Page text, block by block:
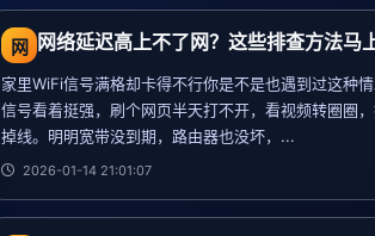
网 网络延迟高上不了网？这些排查方法马
家里WiFi信号满格却卡得不行你是不是也遇到过这种情
信号看着挺强，刷个网页半天打不开，看视频转圈圈
掉线。明明宽带没到期，路由器也没坏，...
2026-01-14 21:01:07